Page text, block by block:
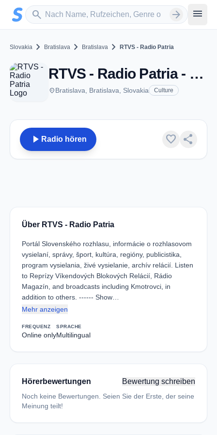
Zum Hauptinhalt springen
search
Sender suchen arrow_forward menu
Slovakia chevron_right Bratislava chevron_right Bratislava chevron_right RTVS - Radio Patria
RTVS - Radio Patria - Bratislava
placeBratislava, Bratislava, Slovakia Culture
play_arrow Radio hören favorite share
Über RTVS - Radio Patria
Portál Slovenského rozhlasu, informácie o rozhlasovom
vysielaní, správy, šport, kultúra, regióny, publicistika,
program vysielania, živé vysielanie, archív relácií. Listen
to Reprízy Víkendových Blokových Relácií, Rádio
Magazín, and broadcasts including Kmotrovci, in
addition to others. ------ Show…
Mehr anzeigen
FREQUENZ
Online only
SPRACHE
Multilingual
Hörerbewertungen Bewertung schreiben
Noch keine Bewertungen. Seien Sie der Erste, der seine
Meinung teilt!